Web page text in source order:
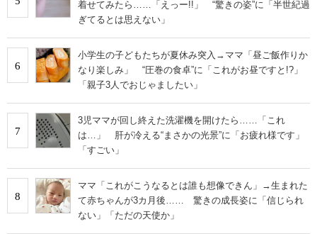
着せてみたら……「えっー!!」 “驚きの姿”に「半世紀過
ぎてるとは思えない」
6
小学生の子どもたちが夏休み突入→ママ「昼ご飯作りか
なり楽しみ」 “圧巻の食卓”に「これがお昼ですと!?」
「親子3人でおじゃましたい」
7
3児ママが回し終えた洗濯機を開けたら……「これ
は…」 肝が冷える“まさかの光景”に「お疲れ様です」
「すごい」
8
ママ「これがこうなるとは誰も想像できん」→生まれた
て赤ちゃんが3カ月後…… 驚きの成長姿に「信じられ
ない」「ただの天使か」